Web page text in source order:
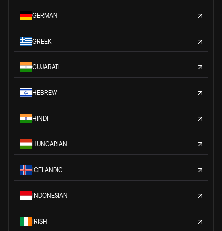
GERMAN
GREEK
GUJARATI
HEBREW
HINDI
HUNGARIAN
ICELANDIC
INDONESIAN
IRISH